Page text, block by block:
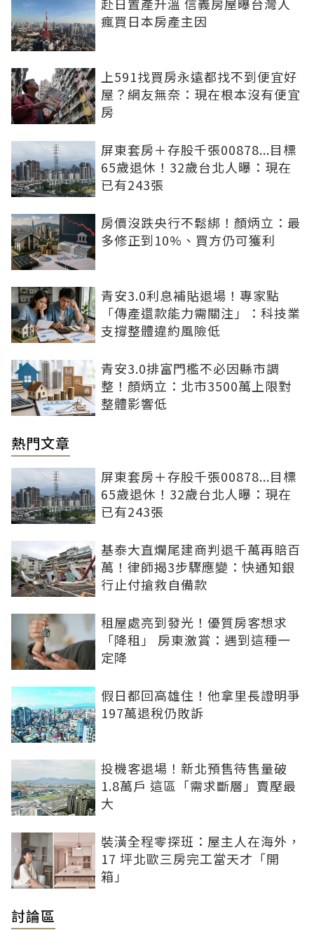
赴日置產升溫 信義房屋曝台灣人
瘋買日本房產主因
上591找買房永遠都找不到便宜好
屋？網友無奈：現在根本沒有便宜
房
屏東套房＋存股千張00878...目標
65歲退休！32歲台北人曝：現在
已有243張
房價沒跌央行不鬆綁！顏炳立：最
多修正到10%、買方仍可獲利
青安3.0利息補貼退場！專家點
「傳產還款能力需關注」：科技業
支撐整體違約風險低
青安3.0排富門檻不必因縣市調
整！顏炳立：北市3500萬上限對
整體影響低
熱門文章
屏東套房＋存股千張00878...目標
65歲退休！32歲台北人曝：現在
已有243張
基泰大直爛尾建商判退千萬再賠百
萬！律師揭3步驟應變：快通知銀
行止付搶救自備款
租屋處亮到發光！優質房客想求
「降租」 房東激賞：遇到這種一
定降
假日都回高雄住！他拿里長證明爭
197萬退稅仍敗訴
投機客退場！新北預售待售量破
1.8萬戶 這區「需求斷層」賣壓最
大
裝潢全程零探班：屋主人在海外，
17 坪北歐三房完工當天才「開
箱」
討論區